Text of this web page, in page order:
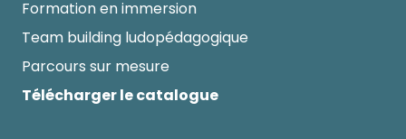
Formation en immersion
Team building ludopédagogique
Parcours sur mesure
Télécharger le catalogue